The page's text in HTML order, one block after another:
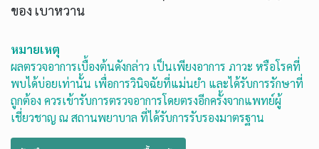
ของ เบาหวาน
หมายเหตุ
ผลตรวจอาการเบื้องต้นดังกล่าว เป็นเพียงอาการ ภาวะ หรือโรคที่
พบได้บ่อยเท่านั้น เพื่อการวินิจฉัยที่แม่นยำ และได้รับการรักษาที่
ถูกต้อง ควรเข้ารับการตรวจอาการโดยตรงอีกครั้งจากแพทย์ผู้
เชี่ยวชาญ ณ สถานพยาบาล ที่ได้รับการรับรองมาตรฐาน